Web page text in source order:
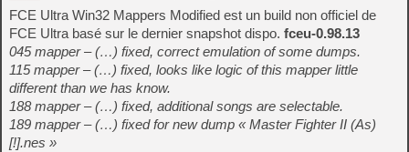
FCE Ultra Win32 Mappers Modified est un build non officiel de
FCE Ultra basé sur le dernier snapshot dispo. fceu-0.98.13
045 mapper – (…) fixed, correct emulation of some dumps.
115 mapper – (…) fixed, looks like logic of this mapper little
different than we has know.
188 mapper – (…) fixed, additional songs are selectable.
189 mapper – (…) fixed for new dump « Master Fighter II (As)
[!].nes »